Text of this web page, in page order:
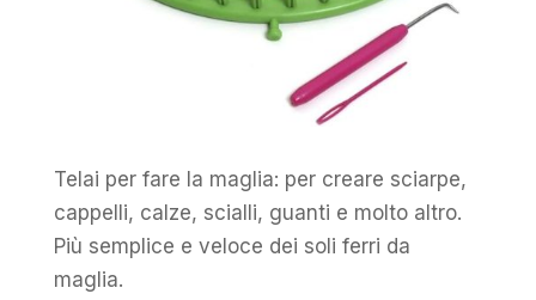
Telai per fare la maglia: per creare sciarpe,
cappelli, calze, scialli, guanti e molto altro.
Più semplice e veloce dei soli ferri da
maglia.